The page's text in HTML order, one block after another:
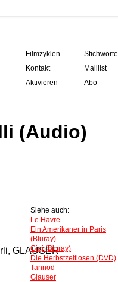
Filmzyklen
Stichworte
Kontakt
Maillist
Aktivieren Abo
(Audio)
Siehe auch:
Le Havre
Ein Amerikaner in Paris
(Bluray)
Gigi (Bluray)
Die Herbstzeitlosen (DVD)
Tannöd
Glauser
GLAUSER